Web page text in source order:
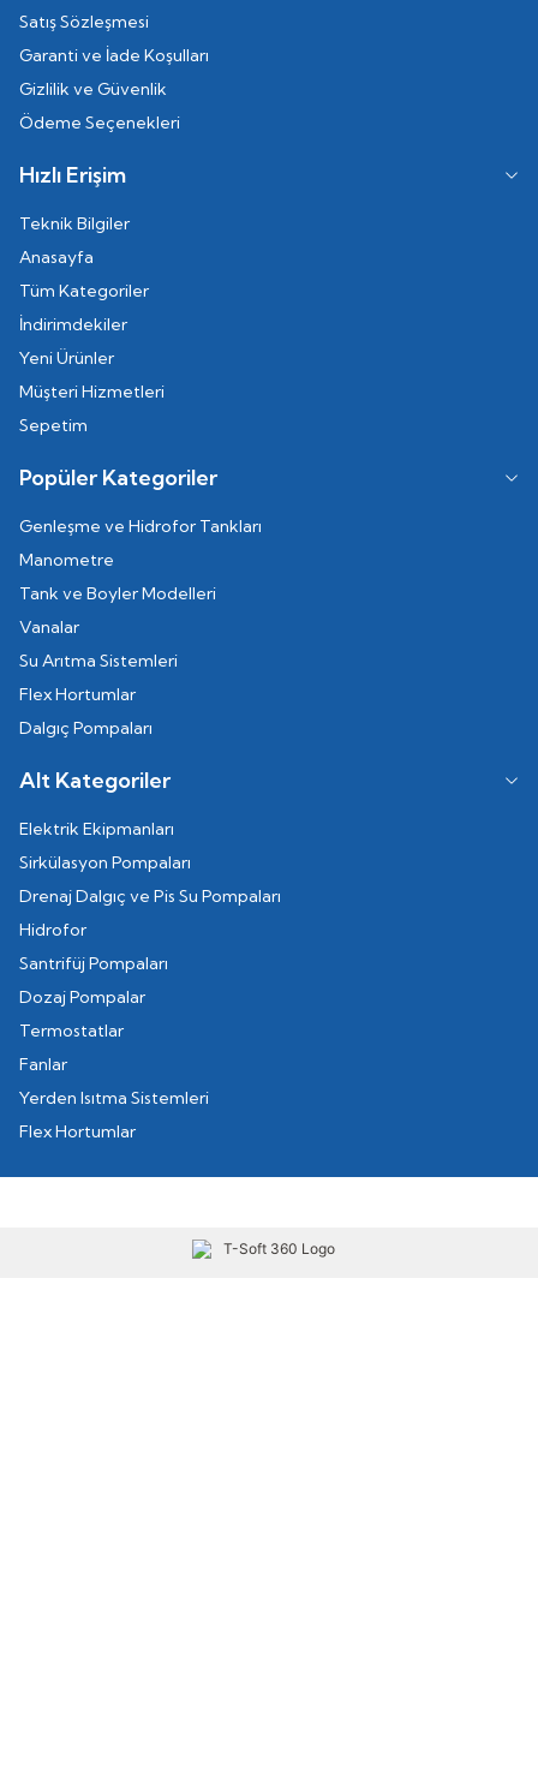
Satış Sözleşmesi
Garanti ve İade Koşulları
Gizlilik ve Güvenlik
Ödeme Seçenekleri
Hızlı Erişim
Teknik Bilgiler
Anasayfa
Tüm Kategoriler
İndirimdekiler
Yeni Ürünler
Müşteri Hizmetleri
Sepetim
Popüler Kategoriler
Genleşme ve Hidrofor Tankları
Manometre
Tank ve Boyler Modelleri
Vanalar
Su Arıtma Sistemleri
Flex Hortumlar
Dalgıç Pompaları
Alt Kategoriler
Elektrik Ekipmanları
Sirkülasyon Pompaları
Drenaj Dalgıç ve Pis Su Pompaları
Hidrofor
Santrifüj Pompaları
Dozaj Pompalar
Termostatlar
Fanlar
Yerden Isıtma Sistemleri
Flex Hortumlar